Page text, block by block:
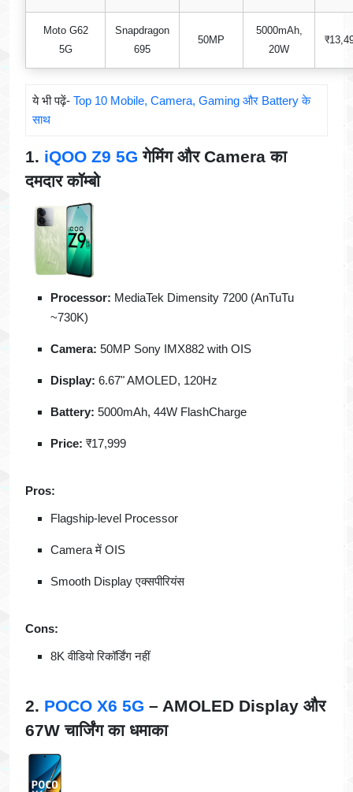
Moto G62
5G
Snapdragon
695
50MP
5000mAh,
20W
ये भी पढ़ें- Top 10 Mobile, Camera, Gaming और Battery के
साथ
1. iQOO Z9 5G गेमिंग और Camera का
दमदार कॉम्बो
Processor: MediaTek Dimensity 7200 (AnTuTu
~730K)
Camera: 50MP Sony IMX882 with OIS
Display: 6.67" AMOLED, 120Hz
Battery: 5000mAh, 44W FlashCharge
Price: ₹17,999
Pros:
Flagship-level Processor
Camera में OIS
Smooth Display एक्सपीरियंस
Cons:
8K वीडियो रिकॉर्डिंग नहीं
2. POCO X6 5G – AMOLED Display और
67W चार्जिंग का धमाका